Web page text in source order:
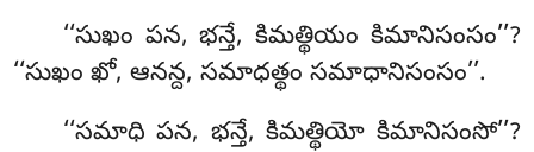
‘‘సుఖం పన, భన్తే, కిమత్థియం కిమానిసంసం’’?
‘‘సుఖం ఖో, ఆనన్ద, సమాధత్థం సమాధానిసంసం’’.
‘‘సమాధిపన, భన్తే, కిమత్థియో కిమానిసంసో’’?